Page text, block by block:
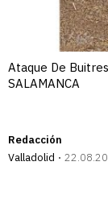
Ataque De
SALAMANCA
Redacción
Valladolid